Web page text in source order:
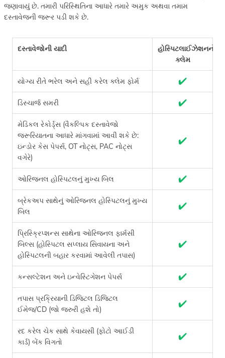
જણાવાયું છે. તમારી પરિસ્થિતિના આધારે તમારે અમુક અથવા તમામ
દસ્તાવેજની જરૂર પડી શકે છે.
દસ્તાવેજોની યાદી
હોસ્પિટલાઈઝેશનનો
ક્લેમ
યોગ્ય રીતે ભરેલ અને સહી કરેલ ક્લેમ ફોર્મ ✔
ડિસ્ચાર્જ સમરી ✔
મેડિકલ રેકોર્ડ્સ (વૈકલ્પિક દસ્તાવેજો
જરૂરિયાતના આધારે માંગવામાં આવી શકે છે:
ઇન્ડોર કેસ પેપર્સ, OT નોટ્સ, PAC નોટ્સ
વગેરે)
✔
ઓરિજનલ હોસ્પિટલનું મુખ્ય બિલ ✔
બ્રેકઅપ સાથેનું ઓરિજનલ હોસ્પિટલનું મુખ્ય
બિલ
✔
પ્રિસ્ક્રિપ્શન્સ સાથેના ઓરિજનલ ફાર્મસી
બિલ્સ (હોસ્પિટલ સપ્લાય સિવાયના અને
હોસ્પિટલની બહાર કરવામાં આવેલી તપાસ)
✔
કન્સલ્ટેશન અને ઇન્વેસ્ટિગેશન પેપર્સ ✔
તપાસ પ્રક્રિયાની ડિજિટલ ડિજિટલ
ઈમેજ/CD (જો જરુરી હશે તો)
✔
રદ કરેલ ચેક સાથે કેવાયસી (ફોટો આઈડી
કાર્ડ) બેંક વિગતો
✔